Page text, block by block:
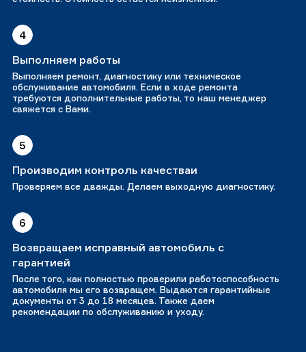
4
Выполняем работы
Выполняем ремонт, диагностику или техническое
обслуживание автомобиля. Если в ходе ремонта
требуются дополнительные работы, то наш менеджер
свяжется с Вами.
5
Производим контроль качестваи
Проверяем все дважды. Делаем выходную диагностику.
6
Возвращаем исправный автомобиль с
гарантией
После того, как полностью проверили работоспособность
автомобиля мы его возвращем. Выдаются гарантийные
документы от 3 до 18 месяцев. Также даем
рекомендации по обслуживанию и уходу.